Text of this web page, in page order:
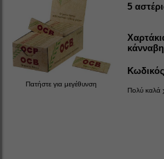
Πατήστε για μεγέθυνση
5
κάνναβη
Πολύ καλά